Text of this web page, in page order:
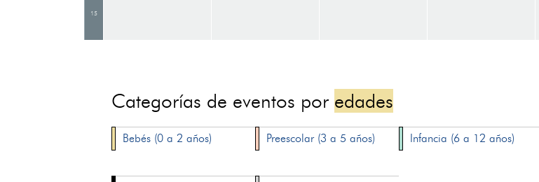
15
Categorías de eventos por edades
Bebés (0 a 2 años) Preescolar (3 a 5 años) Infancia (6 a 12 años)